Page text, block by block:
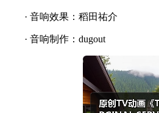
· 音响效果：稻田祐介
· 音响制作：dugout